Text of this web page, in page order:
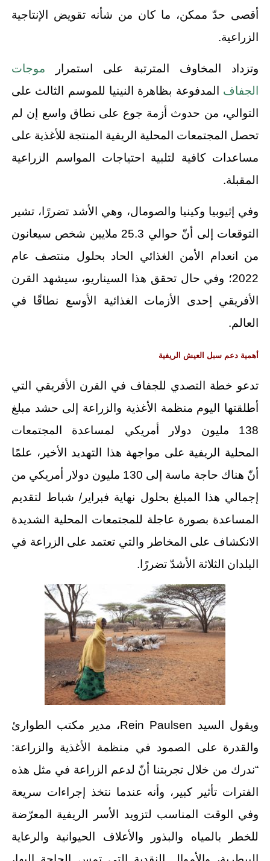
أقصى حدّ ممكن، ما كان من شأنه تقويض الإنتاجية
الزراعية.
وتزداد المخاوف المترتبة على استمرار موجات
الجفاف المدفوعة بظاهرة النينيا للموسم الثالث على
التوالي، من حدوث أزمة جوع على نطاق واسع إن لم
تحصل المجتمعات المحلية الريفية المنتجة للأغذية على
مساعدات كافية لتلبية احتياجات المواسم الزراعية
المقبلة.
وفي إثيوبيا وكينيا والصومال، وهي الأشد تضررًا، تشير
التوقعات إلى أنّ حوالي 25.3 ملايين شخص سيعانون
من انعدام الأمن الغذائي الحاد بحلول منتصف عام
2022؛ وفي حال تحقق هذا السيناريو، سيشهد القرن
الأفريقي إحدى الأزمات الغذائية الأوسع نطاقًا في
العالم.
أهمية دعم سبل العيش الريفية
تدعو خطة التصدي للجفاف في القرن الأفريقي التي
أطلقتها اليوم منظمة الأغذية والزراعة إلى حشد مبلغ
138 مليون دولار أمريكي لمساعدة المجتمعات
المحلية الريفية على مواجهة هذا التهديد الأخير، علمًا
أنّ هناك حاجة ماسة إلى 130 مليون دولار أمريكي من
إجمالي هذا المبلغ بحلول نهاية فبراير/ شباط لتقديم
المساعدة بصورة عاجلة للمجتمعات المحلية الشديدة
الانكشاف على المخاطر والتي تعتمد على الزراعة في
البلدان الثلاثة الأشدّ تضررًا.
ويقول السيد Rein Paulsen، مدير مكتب الطوارئ
والقدرة على الصمود في منظمة الأغذية والزراعة:
“ندرك من خلال تجربتنا أنّ لدعم الزراعة في مثل هذه
الفترات تأثير كبير، وأنه عندما نتخذ إجراءات سريعة
وفي الوقت المناسب لتزويد الأسر الريفية المعرّضة
للخطر بالمياه والبذور والأعلاف الحيوانية والرعاية